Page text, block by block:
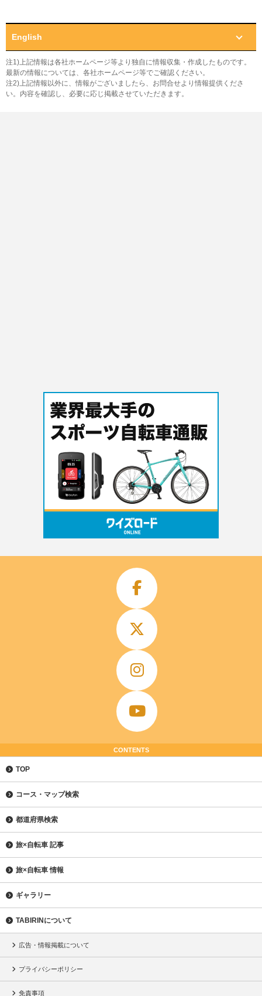
English
注1)上記情報は各社ホームページ等より独自に情報収集・作成したものです。
最新の情報については、各社ホームページ等でご確認ください。
注2)上記情報以外に、情報がございましたら、お問合せより情報提供くださ
い。内容を確認し、必要に応じ掲載させていただきます。
CONTENTS
TOP
コース・マップ検索
都道府県検索
旅×自転車 記事
旅×自転車 情報
ギャラリー
TABIRINについて
広告・情報掲載について
プライバシーポリシー
免責事項